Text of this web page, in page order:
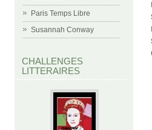
Paris Temps Libre
Susannah Conway
CHALLENGES
LITTERAIRES